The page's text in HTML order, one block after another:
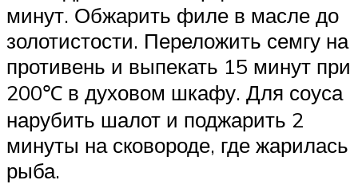
минут. Обжарить филе в масле до
золотистости. Переложить семгу на
противень и выпекать 15 минут при
200℃ в духовом шкафу. Для соуса
нарубить шалот и поджарить 2
минуты на сковороде, где жарилась
рыба.